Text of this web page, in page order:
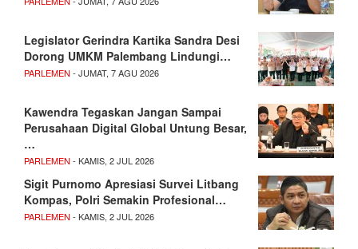
Legislator Gerindra Kartika Sandra Desi
Dorong UMKM Palembang Lindungi…
PARLEMEN - JUMAT, 7 AGU 2026
Kawendra Tegaskan Jangan Sampai
Perusahaan Digital Global Untung Besar,
…
PARLEMEN - KAMIS, 2 JUL 2026
Sigit Purnomo Apresiasi Survei Litbang
Kompas, Polri Semakin Profesional…
PARLEMEN - KAMIS, 2 JUL 2026